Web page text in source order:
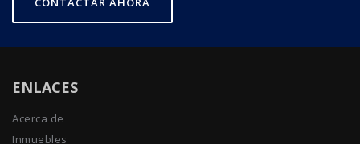
ENLACES
Acerca de
Inmuebles